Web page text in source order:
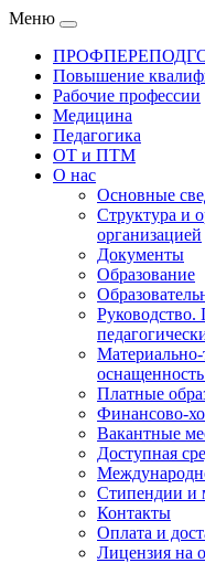
Меню
Повышение
Рабочие профессии
Медицина
Педагогика
ОТ и ПТМ
О нас
Основные
Структура и
организацией
Документы
Образование
Руководство.
Материально-
оснащенность
Платные
Финансово-
Вакантные
Доступная
Стипендии и
Контакты
Оплата и
Лицензия на